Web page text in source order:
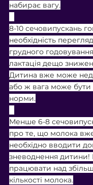
набирає вагу.
8-10 сечовипускань
необхідність
грудного
лактація дещо
Дитина вже може
або ж вага може
норми.
Менше 6-8
про те, що молока
необхідно вводити
зневоднення дитини!
працювати над
кількості молока.